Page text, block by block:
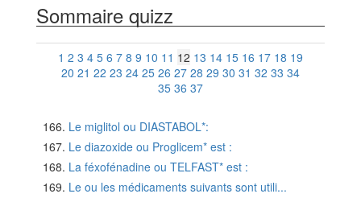
Sommaire quizz
1 2 3 4 5 6 7 8 9 10 11 12 13 14 15 16 17 18 19
20 21 22 23 24 25 26 27 28 29 30 31 32 33 34
35 36 37
Le miglitol ou DIASTABOL*:
Le diazoxide ou Proglicem* est :
La féxofénadine ou TELFAST* est :
Le ou les médicaments suivants sont utili...